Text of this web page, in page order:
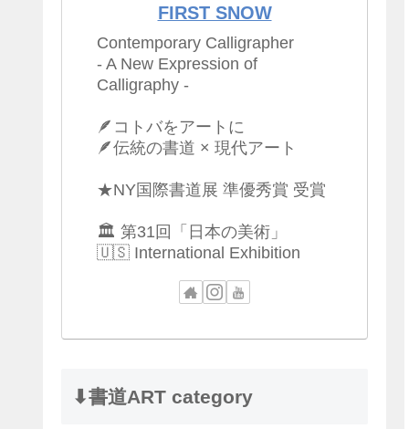
FIRST SNOW
Contemporary Calligrapher
- A New Expression of
Calligraphy -
🪶コトバをアートに
🪶伝統の書道 × 現代アート
★NY国際書道展 準優秀賞 受賞
🏛 第31回「日本の美術」
🇺🇸 International Exhibition
⬇︎書道ART category